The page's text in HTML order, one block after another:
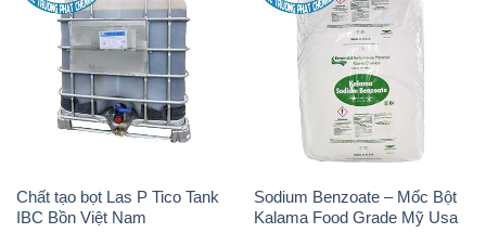
Chất tạo bọt Las P Tico Tank
IBC Bồn Việt Nam
Sodium Benzoate – Mốc Bột
Kalama Food Grade Mỹ Usa